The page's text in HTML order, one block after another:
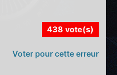
438 vote(s)
Voter pour cette erreur